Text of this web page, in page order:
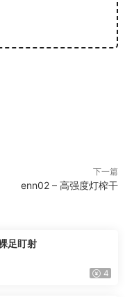
下一篇
enn02 – 高强度灯榨干
足盯射
4